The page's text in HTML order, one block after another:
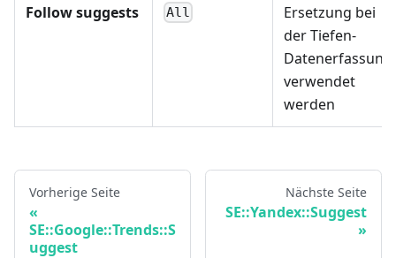
Follow suggests All
Ersetzung bei
der Tiefen-
Datenerfassung
verwendet
werden
Vorherige Seite
SE::Google::Trends::S
uggest
Nächste Seite
SE::Yandex::Suggest